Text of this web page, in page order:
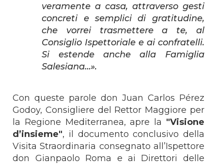
veramente a casa, attraverso gesti
concreti e semplici di gratitudine,
che vorrei trasmettere a te, al
Consiglio Ispettoriale e ai confratelli.
Si estende anche alla Famiglia
Salesiana…».
Con queste parole don Juan Carlos Pérez
Godoy, Consigliere del Rettor Maggiore per
la Regione Mediterranea, apre la "Visione
d’insieme", il documento conclusivo della
Visita Straordinaria consegnato all’Ispettore
don Gianpaolo Roma e ai Direttori delle